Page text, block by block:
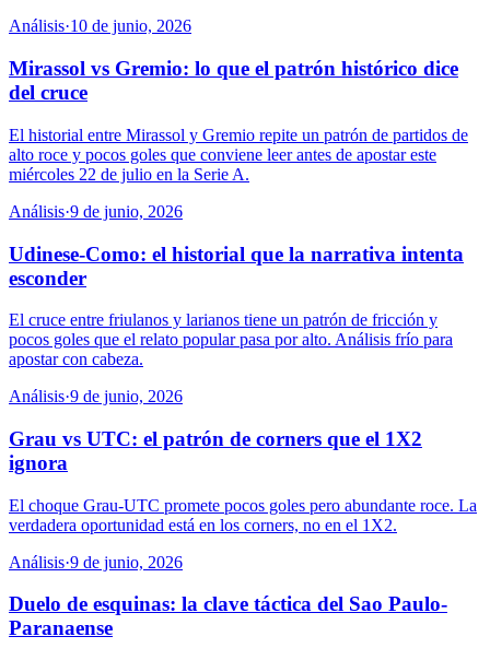
Análisis·10 de junio, 2026
Mirassol vs Gremio: lo que el patrón histórico dice
del cruce
El historial entre Mirassol y Gremio repite un patrón de partidos de
alto roce y pocos goles que conviene leer antes de apostar este
miércoles 22 de julio en la Serie A.
Análisis·9 de junio, 2026
Udinese-Como: el historial que la narrativa intenta
esconder
El cruce entre friulanos y larianos tiene un patrón de fricción y
pocos goles que el relato popular pasa por alto. Análisis frío para
apostar con cabeza.
Análisis·9 de junio, 2026
Grau vs UTC: el patrón de corners que el 1X2
ignora
El choque Grau-UTC promete pocos goles pero abundante roce. La
verdadera oportunidad está en los corners, no en el 1X2.
Análisis·9 de junio, 2026
Duelo de esquinas: la clave táctica del Sao Paulo-
Paranaense